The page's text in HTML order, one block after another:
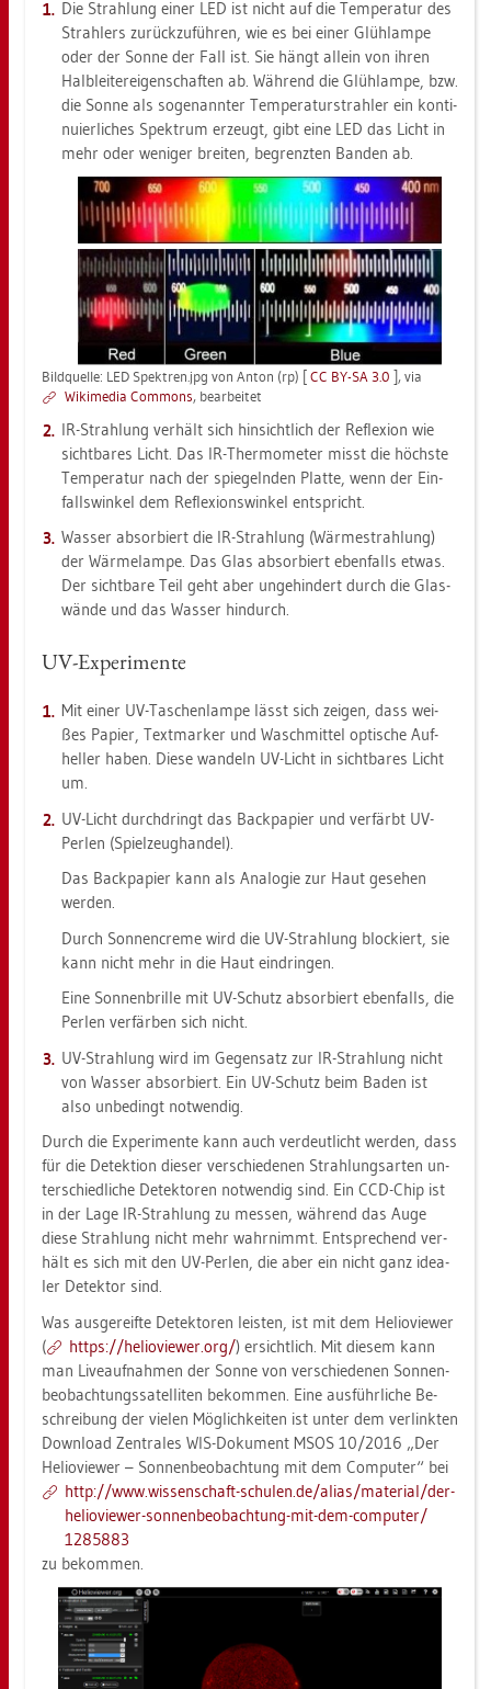
Die Strah­lung einer LED ist nicht auf die Tem­pe­ra­tur des
Strah­lers zu­rück­zu­füh­ren, wie es bei einer Glüh­lam­pe
oder der Sonne der Fall ist. Sie hängt al­lein von ihren
Halb­lei­ter­ei­gen­schaf­ten ab. Wäh­rend die Glüh­lam­pe, bzw.
die Sonne als so­ge­nann­ter Tem­pe­ra­tur­strah­ler ein kon­ti­
nu­ier­li­ches Spek­trum er­zeugt, gibt eine LED das Licht in
mehr oder we­ni­ger brei­ten, be­grenz­ten Ban­den ab.
Bild­quel­le: LED Spek­tren.jpg von Anton (rp) [CC BY-SA 3.0 ],via
Wi­ki­me­dia Com­mons, be­ar­bei­tet
IR-Strah­lung ver­hält sich hin­sicht­lich der Re­fle­xi­on wie
sicht­ba­res Licht. Das IR-Ther­mo­me­ter misst die höchs­te
Tem­pe­ra­tur nach der spie­geln­den Plat­te, wenn der Ein­
falls­win­kel dem Re­fle­xi­ons­win­kel ent­spricht.
Was­ser ab­sor­biert die IR-Strah­lung (Wär­me­strah­lung)
der Wär­me­lam­pe. Das Glas ab­sor­biert eben­falls etwas.
Der sicht­ba­re Teil geht aber un­ge­hin­dert durch die Glas­
wän­de und das Was­ser hin­durch.
UV-Ex­pe­ri­men­te
Mit einer UV-Ta­schen­lam­pe lässt sich zei­gen, dass wei­
ßes Pa­pier, Text­mar­ker und Wasch­mit­tel op­ti­sche Auf­
hel­ler haben. Diese wan­deln UV-Licht in sicht­ba­res Licht
um.
UV-Licht durch­dringt das Back­pa­pier und ver­färbt UV-
Per­len (Spiel­zeug­han­del).
Das Back­pa­pier kann als Ana­lo­gie zur Haut ge­se­hen
wer­den.
Durch Son­nen­creme wird die UV-Strah­lung blo­ckiert, sie
kann nicht mehr in die Haut ein­drin­gen.
Eine Son­nen­bril­le mit UV-Schutz ab­sor­biert eben­falls, die
Per­len ver­fär­ben sich nicht.
UV-Strah­lung wird im Ge­gen­satz zur IR-Strah­lung nicht
von Was­ser ab­sor­biert. Ein UV-Schutz beim Baden ist
also un­be­dingt not­wen­dig.
Durch die Ex­pe­ri­men­te kann auch ver­deut­licht wer­den, dass
für die De­tek­ti­on die­ser ver­schie­de­nen Strah­lungs­ar­ten un­
ter­schied­li­che De­tek­to­ren not­wen­dig sind. Ein CCD-Chip ist
in der Lage IR-Strah­lung zu mes­sen, wäh­rend das Auge
diese Strah­lung nicht mehr wahr­nimmt. Ent­spre­chend ver­
hält es sich mit den UV-Per­len, die aber ein nicht ganz idea­
ler De­tek­tor sind.
Was aus­ge­reif­te De­tek­to­ren leis­ten, ist mit dem He­lio­view­er
(
https://​he­lio­view­er.​org/) er­sicht­lich. Mit die­sem kann
man Li­ve­auf­nah­men der Sonne von ver­schie­de­nen Son­nen­
be­ob­ach­tungs­sa­tel­li­ten be­kom­men. Eine aus­führ­li­che Be­
schrei­bung der vie­len Mög­lich­kei­ten ist unter dem ver­link­ten
Down­load Zen­tra­les WIS-Do­ku­ment MSOS 10/2016 „Der
He­lio­view­er – Son­nen­be­ob­ach­tung mit dem Com­pu­ter“ bei
http://​www.​wis​sens​chaf​t-​schu­len.​de/​alias/​ma­te­ri­al/​der-​
he­lio­view­er-​son​nenb​eoba​chtu​ng-​mit-​dem-​com­pu­ter/​
1285883
zu be­kom­men.